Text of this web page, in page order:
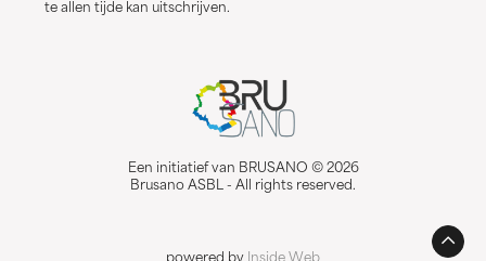
te allen tijde kan uitschrijven.
Een initiatief van BRUSANO © 2026
Brusano ASBL - All rights reserved.